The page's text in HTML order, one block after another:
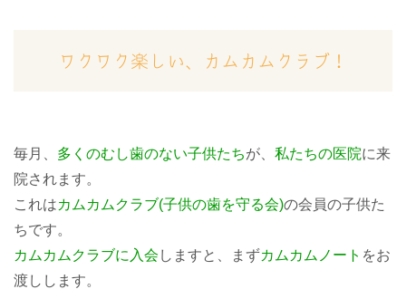
ワクワク楽しい、カムカムクラブ！
毎月、 多くのむし歯のない子供たちが、 私たちの医院に来
院されます。
これはカムカムクラブ(子供の歯を守る会)の会員の子供た
ちです。
カムカムクラブに入会 しますと、まずカムカムノート をお
渡しします。